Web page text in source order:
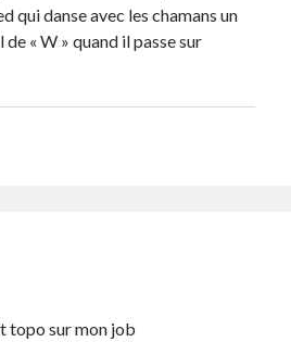
qui danse avec les chamans un
« W » quand il passe sur
topo sur mon job